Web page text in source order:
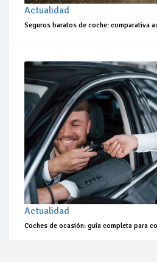
Actualidad
Seguros baratos de coche: comparativa
Actualidad
Coches de ocasión: guía completa para